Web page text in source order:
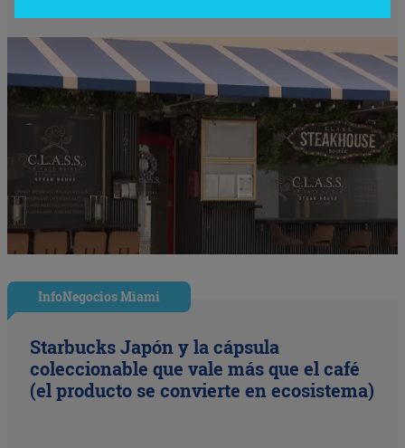
InfoNegocios Miami
Starbucks Japón y la cápsula
coleccionable que vale más que el café
(el producto se convierte en ecosistema)